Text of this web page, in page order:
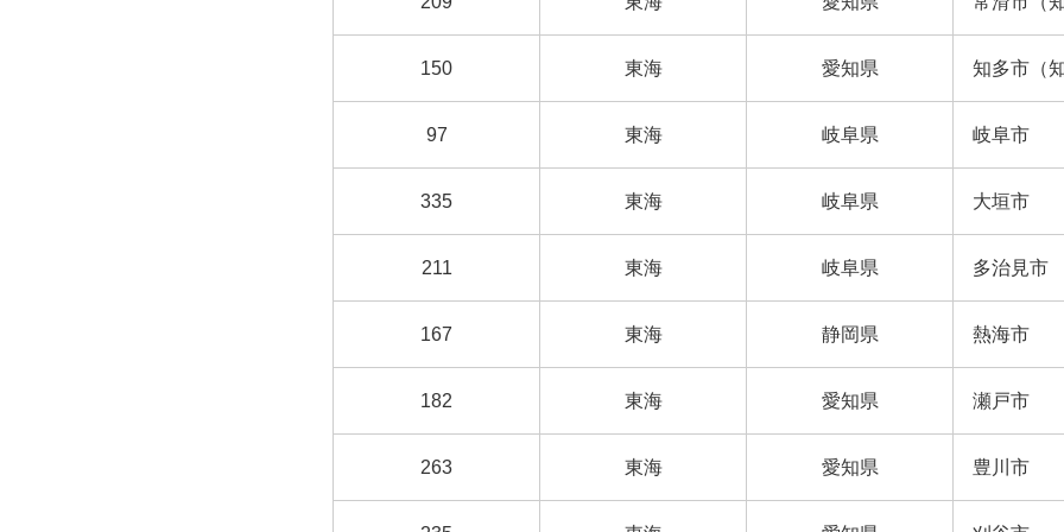
150 東海 愛知県 知多市（
97 東海 岐阜県 岐阜市
335 東海 岐阜県 大垣市
211 東海 岐阜県 多治見市
167 東海 静岡県 熱海市
182 東海 愛知県 瀬戸市
263 東海 愛知県 豊川市